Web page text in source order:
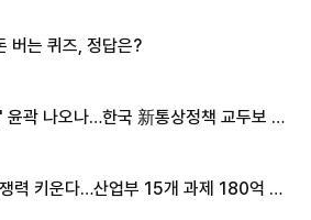
버는 퀴즈, 정답은?
윤곽 나오나…한국 新통상정책 교두보 활
력 키운다…산업부 15개 과제 180억 지